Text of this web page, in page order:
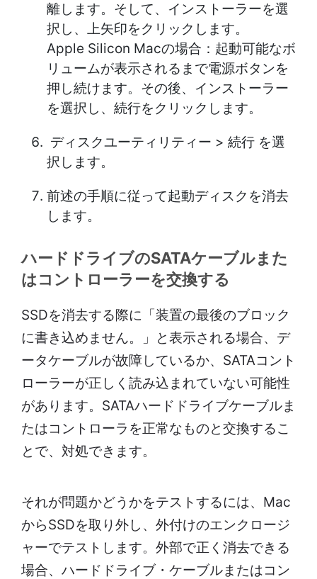
離します。そして、インストーラーを選
択し、上矢印をクリックします。
Apple Silicon Macの場合：起動可能なボ
リュームが表示されるまで電源ボタンを
押し続けます。その後、インストーラー
を選択し、続行をクリックします。
ディスクユーティリティー > 続行 を選
択します。
前述の手順に従って起動ディスクを消去
します。
ハードドライブのSATAケーブルまた
はコントローラーを交換する
SSDを消去する際に「装置の最後のブロック
に書き込めません。」と表示される場合、デ
ータケーブルが故障しているか、SATAコント
ローラーが正しく読み込まれていない可能性
があります。SATAハードドライブケーブルま
たはコントローラを正常なものと交換するこ
とで、対処できます。
それが問題かどうかをテストするには、Mac
からSSDを取り外し、外付けのエンクロージ
ャーでテストします。外部で正く消去できる
場合、ハードドライブ・ケーブルまたはコン